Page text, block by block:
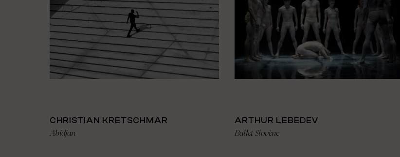
CHRISTIAN KRETSCHMAR
Abidjan
ARTHUR LEBEDEV
Ballet Slovène